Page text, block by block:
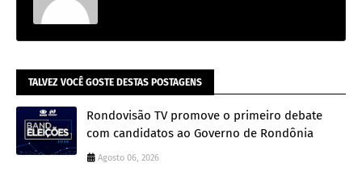
TALVEZ VOCÊ GOSTE DESTAS POSTAGENS
Rondovisão TV promove o primeiro debate
com candidatos ao Governo de Rondônia
Agosto 06, 2026